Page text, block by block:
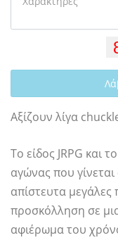
Αξίζουν λίγα
Το είδος JRPG και
αγώνας που
απίστευτα μεγάλες
προσκόλληση σε
αφιέρωμα του